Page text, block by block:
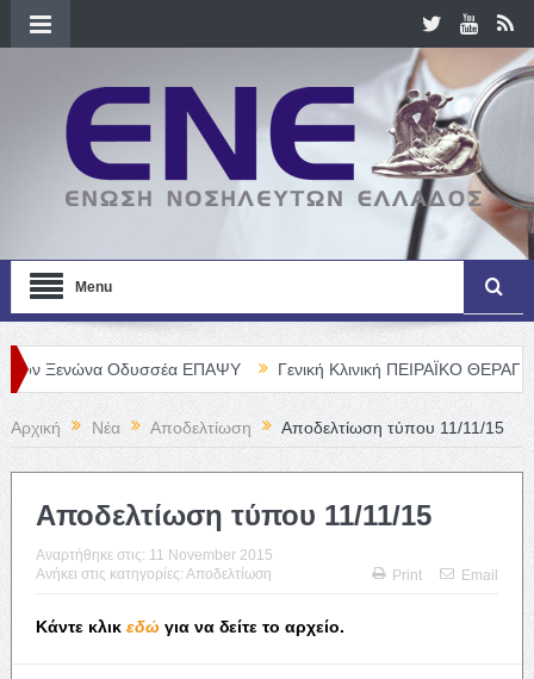
Menu
Οδυσσέα ΕΠΑΨΥ Γενική Κλινική ΠΕΙΡΑΪΚΟ ΘΕΡΑΠΕΥΤΗΡΙΟ
Αρχική Νέα Αποδελτίωση Αποδελτίωση τύπου 11/11/15
Αποδελτίωση τύπου 11/11/15
Αναρτήθηκε στις: 11 November 2015
Ανήκει στις κατηγορίες: Αποδελτίωση Print Email
Κάντε κλικ εδώγια να δείτε το αρχείο.